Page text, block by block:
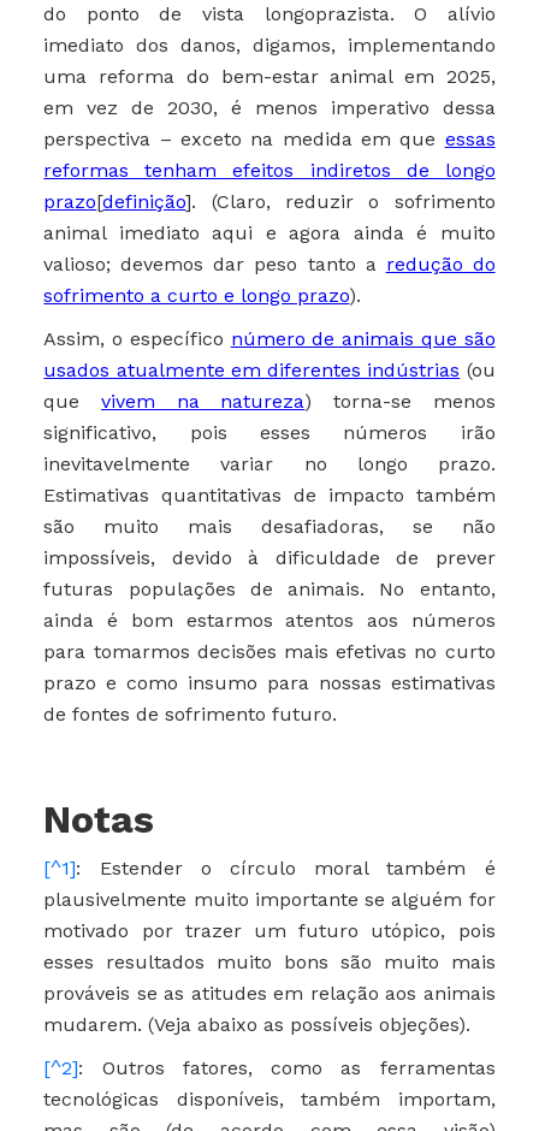
do ponto de vista longoprazista. O alívio
imediato dos danos, digamos, implementando
uma reforma do bem-estar animal em 2025,
em vez de 2030, é menos imperativo dessa
perspectiva – exceto na medida em que essas
reformas tenham efeitos indiretos de longo
prazo[definição]. (Claro, reduzir o sofrimento
animal imediato aqui e agora ainda é muito
valioso; devemos dar peso tanto a redução do
sofrimento a curto e longo prazo).
Assim, o específico número de animais que são
usados ​​atualmente em diferentes indústrias (ou
quevivem na natureza) torna-se menos
significativo, pois esses números irão
inevitavelmente variar no longo prazo.
Estimativas quantitativas de impacto também
são muito mais desafiadoras, se não
impossíveis, devido à dificuldade de prever
futuras populações de animais. No entanto,
ainda é bom estarmos atentos aos números
para tomarmos decisões mais efetivas no curto
prazo e como insumo para nossas estimativas
de fontes de sofrimento futuro.
Notas
[^1]: Estender o círculo moral também é
plausivelmente muito importante se alguém for
motivado por trazer um futuro utópico, pois
esses resultados muito bons são muito mais
prováveis ​​se as atitudes em relação aos animais
mudarem. (Veja abaixo as possíveis objeções).
[^2]: Outros fatores, como as ferramentas
tecnológicas disponíveis, também importam,